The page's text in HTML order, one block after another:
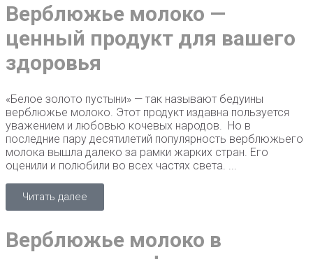
Верблюжье молоко —
ценный продукт для вашего
здоровья
«Белое золото пустыни» — так называют бедуины
верблюжье молоко. Этот продукт издавна пользуется
уважением и любовью кочевых народов. Но в
последние пару десятилетий популярность верблюжьего
молока вышла далеко за рамки жарких стран. Его
оценили и полюбили во всех частях света. ...
Читать далее
Верблюжье молоко в